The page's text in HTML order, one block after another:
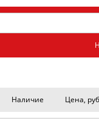
Наличие Цена,